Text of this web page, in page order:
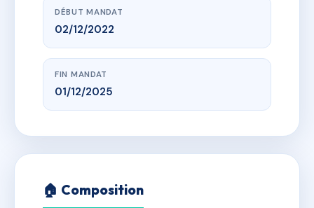
DÉBUT MANDAT
02/12/2022
FIN MANDAT
01/12/2025
🏠 Composition